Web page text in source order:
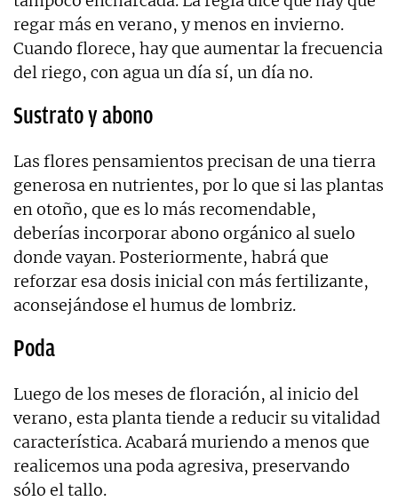
regar más en verano, y menos en invierno.
Cuando florece, hay que aumentar la frecuencia
del riego, con agua un día sí, un día no.
Sustrato y abono
Las flores pensamientos precisan de una tierra
generosa en nutrientes, por lo que si las plantas
en otoño, que es lo más recomendable,
deberías incorporar abono orgánico al suelo
donde vayan. Posteriormente, habrá que
reforzar esa dosis inicial con más fertilizante,
aconsejándose el humus de lombriz.
Poda
Luego de los meses de floración, al inicio del
verano, esta planta tiende a reducir su vitalidad
característica. Acabará muriendo a menos que
realicemos una poda agresiva, preservando
sólo el tallo.